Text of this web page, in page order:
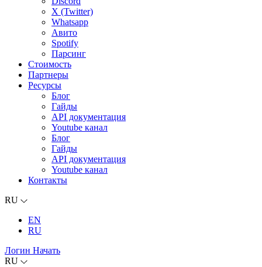
X (Twitter)
Whatsapp
Авито
Spotify
Парсинг
Стоимость
Партнеры
Ресурсы
Блог
Гайды
API документация
Youtube канал
Блог
Гайды
API документация
Youtube канал
Контакты
RU
EN
RU
Логин Начать
RU